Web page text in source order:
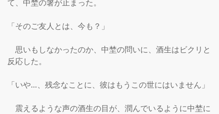
て、中埜の箸が止まった。
「そのご友人とは、今も？」
思いもしなかったのか、中埜の問いに、酒生はビクリと
反応した。
「いや…、残念なことに、彼はもうこの世にはいません」
震えるような声の酒生の目が、潤んでいるように中埜に